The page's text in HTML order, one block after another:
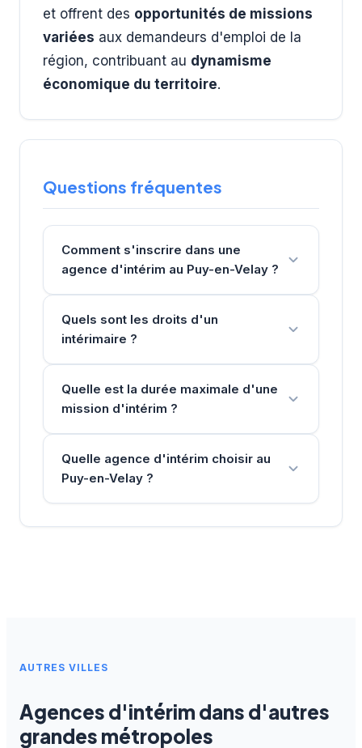
et offrent des opportunités de missions
variées aux demandeurs d'emploi de la
région, contribuant au dynamisme
économique du territoire.
Questions fréquentes
Comment s'inscrire dans une
agence d'intérim au Puy-en-Velay ?
Quels sont les droits d'un
intérimaire ?
Quelle est la durée maximale d'une
mission d'intérim ?
Quelle agence d'intérim choisir au
Puy-en-Velay ?
AUTRES VILLES
Agences d'intérim dans d'autres
grandes métropoles